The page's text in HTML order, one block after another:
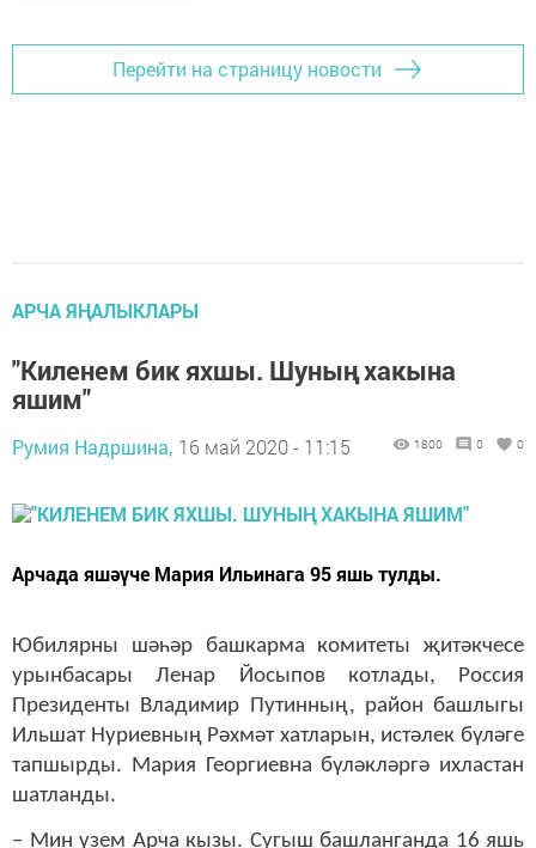
Перейти на страницу новости
АРЧА ЯҢАЛЫКЛАРЫ
"Киленем бик яхшы. Шуның хакына
яшим"
Румия Надршина, 16 май 2020 - 11:15 1800 0 0
​​​​​​​Арчада яшәүче Мария Ильинага 95 яшь тулды.
Юбилярны шәһәр башкарма комитеты җитәкчесе
урынбасары Ленар Йосыпов котлады, Россия
Президенты Владимир Путинның, район башлыгы
Ильшат Нуриевның Рәхмәт хатларын, истәлек бүләге
тапшырды. Мария Георгиевна бүләкләргә ихластан
шатланды.
– Мин үзем Арча кызы. Сугыш башланганда 16 яшь